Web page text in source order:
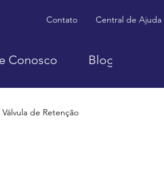
Contato Central de Ajuda
Conosco Blog
Válvula de Retenção